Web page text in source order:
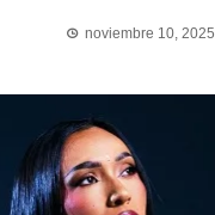
noviembre 10, 2025